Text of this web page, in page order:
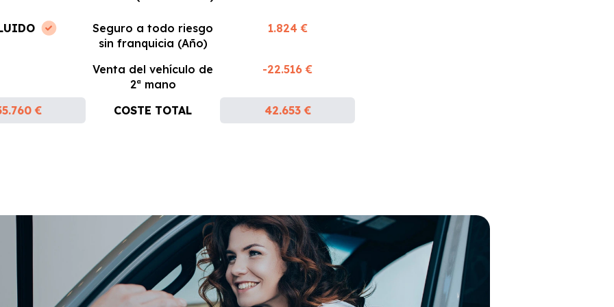
Seguro a todo riesgo
sin franquicia (Año)
1.824 €
Venta del vehículo de
2ª mano
-22.516 €
€ COSTE TOTAL 42.653 €